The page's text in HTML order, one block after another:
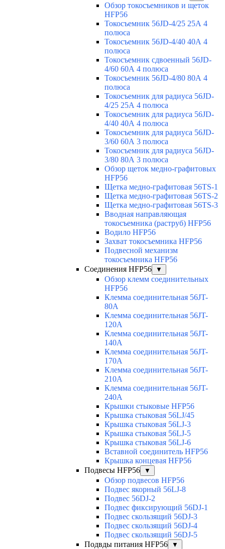
Обзор токосъемников и щеток
HFP56
Токосъемник 56JD-4/25 25А 4
полюса
Токосъемник 56JD-4/40 40А 4
полюса
Токосъемник сдвоенный 56JD-
4/60 60А 4 полюса
Токосъемник 56JD-4/80 80А 4
полюса
Токосъемник для радиуса 56JD-
4/25 25А 4 полюса
Токосъемник для радиуса 56JD-
4/40 40А 4 полюса
Токосъемник для радиуса 56JD-
3/60 60А 3 полюса
Токосъемник для радиуса 56JD-
3/80 80А 3 полюса
Обзор щеток медно-графитовых
HFP56
Щетка медно-графитовая 56TS-1
Щетка медно-графитовая 56TS-2
Щетка медно-графитовая 56TS-3
Вводная направляющая
токосъемника (раструб) HFP56
Водило HFP56
Захват токосъемника HFP56
Подвесной механизм
токосъемника HFP56
Соединения HFP56
▼
Обзор клемм соединительных
HFP56
Клемма соединительная 56JT-
80A
Клемма соединительная 56JT-
120A
Клемма соединительная 56JT-
140A
Клемма соединительная 56JT-
170A
Клемма соединительная 56JT-
210A
Клемма соединительная 56JT-
240A
Крышки стыковые HFP56
Крышка стыковая 56LJ/45
Крышка стыковая 56LJ-3
Крышка стыковая 56LJ-5
Крышка стыковая 56LJ-6
Вставной соединитель HFP56
Крышка концевая HFP56
Подвесы HFP56
▼
Обзор подвесов HFP56
Подвес якорный 56LJ-8
Подвес 56DJ-2
Подвес фиксирующий 56DJ-1
Подвес скользящий 56DJ-3
Подвес скользящий 56DJ-4
Подвес скользящий 56DJ-5
Подвды питания HFP56
▼